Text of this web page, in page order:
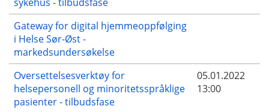
Gateway for digital hjemmeoppfølging
i Helse Sør-Øst -
markedsundersøkelse
Oversettelsesverktøy for
helsepersonell og minoritetsspråklige
pasienter - tilbudsfase
05.01.2022
13:00